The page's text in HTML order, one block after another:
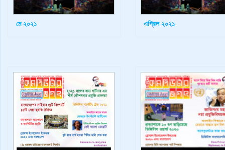
মে ২০২১ এপ্রিল ২০২১